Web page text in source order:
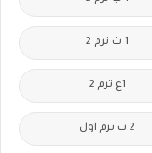
1 ث ترم 2
1ع ترم 2
2 ب ترم اول